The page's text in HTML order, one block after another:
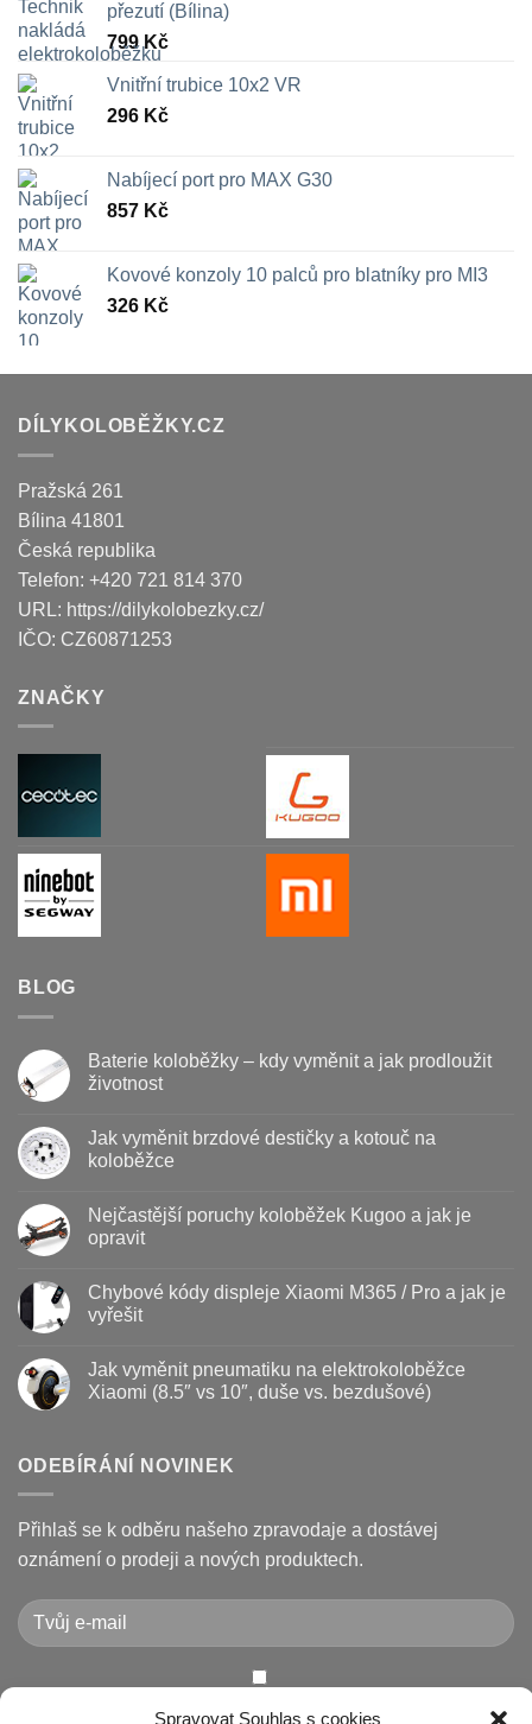
Spravovat Souhlas s cookies
přezutí (Bílina)
799Kč
Vnitřní trubice 10x2 VR
296 Kč
Nabíjecí port pro MAX G30
857 Kč
Kovové konzoly 10 palců pro blatníky pro MI3
326 Kč
DÍLYKOLOBĚŽKY.CZ
Pražská 261
Bílina 41801
Česká republika
Telefon: +420 721 814 370
URL: https://dilykolobezky.cz/
IČO: CZ60871253
ZNAČKY
BLOG
Baterie koloběžky – kdy vyměnit a jak prodloužit
životnost
textu
s
koloběžky
kdy
jak
prodloužit
životnost
Jak vyměnit brzdové destičky a kotouč na
koloběžce
u
textu
s
vyměnit
brzdové
destičky
na
koloběžce
Nejčastější poruchy koloběžek Kugoo a jak je
opravit
u
textu
s
poruchy
koloběžek
Kugoo
opravit
Chybové kódy displeje Xiaomi M365 / Pro a jak je
vyřešit
textu
s
displeje
Xiaomi
Pro
a
jak
je
Jak vyměnit pneumatiku na elektrokoloběžce
Xiaomi (8.5″ vs 10″, duše vs. bezdušové)
textu
s
vyměnit
pneumatiku
na
elektrokoloběžce
(8.5″
vs
10″,
duše
ODEBÍRÁNÍ NOVINEK
Přihlaš se k odběru našeho zpravodaje a dostávej
oznámení o prodeji a nových produktech.
Chcete-li odeslat tento formulář, musíte přijmout naše